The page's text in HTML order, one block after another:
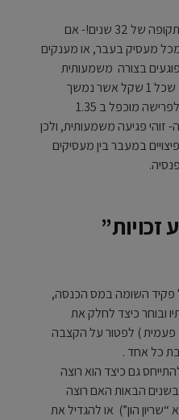
במועד הפרישה נבדקת אחורה תקופה של 32 שנים!- אם
מכל מעסיק בעבר, או מענקים
בצורה משמעותית
ביתרת ההון הפטורה- עד כדי כך שכל 1 שקל אשר נמשך
כפיצויים פטורים בשנים שקדמו לפרישה מוכפל ב 1.35
זוהי פגיעה משמעותית, ולכן
במעבר בין מעסיקים
זכויות”
פקיד השומה במס הכנסה,
ובוחר כיצד לחלק את
פעמית ) לפטור על הקצבה
כל אחד .
גם כיצד הוא רוצה
הבאות האם רוצה
הון”) או להגדיל את